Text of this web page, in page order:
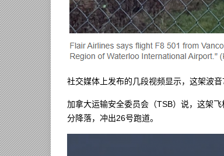
社交媒体上发布的几段视频显示，这架波
加拿大运输安全委员会（TSB）说，这架
分降落，冲出26号跑道。